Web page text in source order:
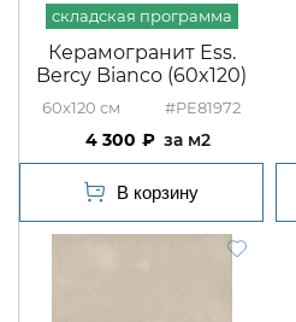
Керамогранит Ess.
Bercy Bianco (60x120)
60x120 #PE81972
4 300 м2